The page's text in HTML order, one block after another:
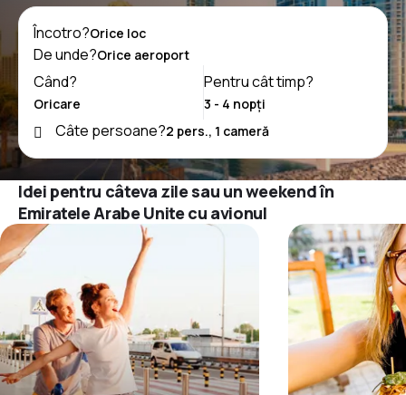
Încotro?
De unde?
Când?
Pentru cât timp?
Câte persoane?
Idei pentru câteva zile sau un weekend în
Emiratele Arabe Unite cu avionul